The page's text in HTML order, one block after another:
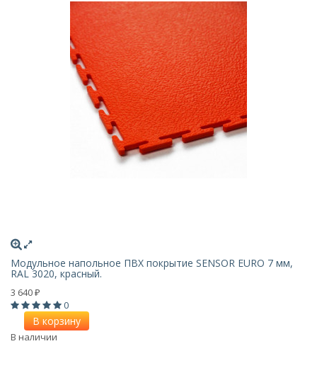
Модульное напольное ПВХ покрытие SENSOR EURO 7 мм,
RAL 3020, красный.
3 640 ₽
0
В корзину
В наличии